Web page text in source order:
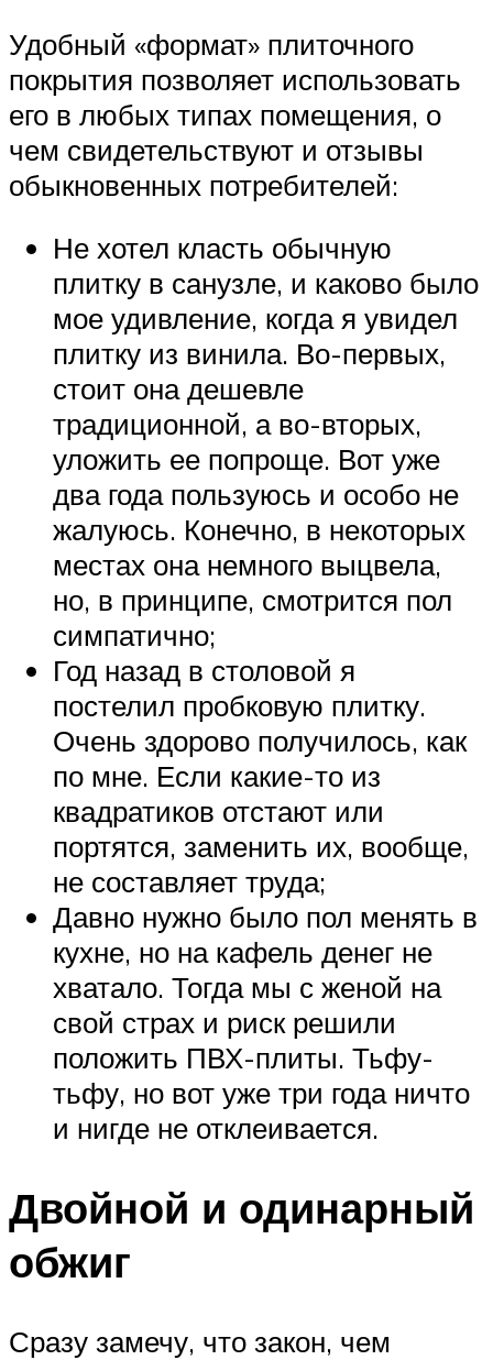
Удобный «формат» плиточного
покрытия позволяет использовать
его в любых типах помещения, о
чем свидетельствуют и отзывы
обыкновенных потребителей:
Не хотел класть обычную
плитку в санузле, и каково было
мое удивление, когда я увидел
плитку из винила. Во-первых,
стоит она дешевле
традиционной, а во-вторых,
уложить ее попроще. Вот уже
два года пользуюсь и особо не
жалуюсь. Конечно, в некоторых
местах она немного выцвела,
но, в принципе, смотрится пол
симпатично;
Год назад в столовой я
постелил пробковую плитку.
Очень здорово получилось, как
по мне. Если какие-то из
квадратиков отстают или
портятся, заменить их, вообще,
не составляет труда;
Давно нужно было пол менять в
кухне, но на кафель денег не
хватало. Тогда мы с женой на
свой страх и риск решили
положить ПВХ-плиты. Тьфу-
тьфу, но вот уже три года ничто
и нигде не отклеивается.
Двойной и одинарный
обжиг
Сразу замечу, что закон, чем